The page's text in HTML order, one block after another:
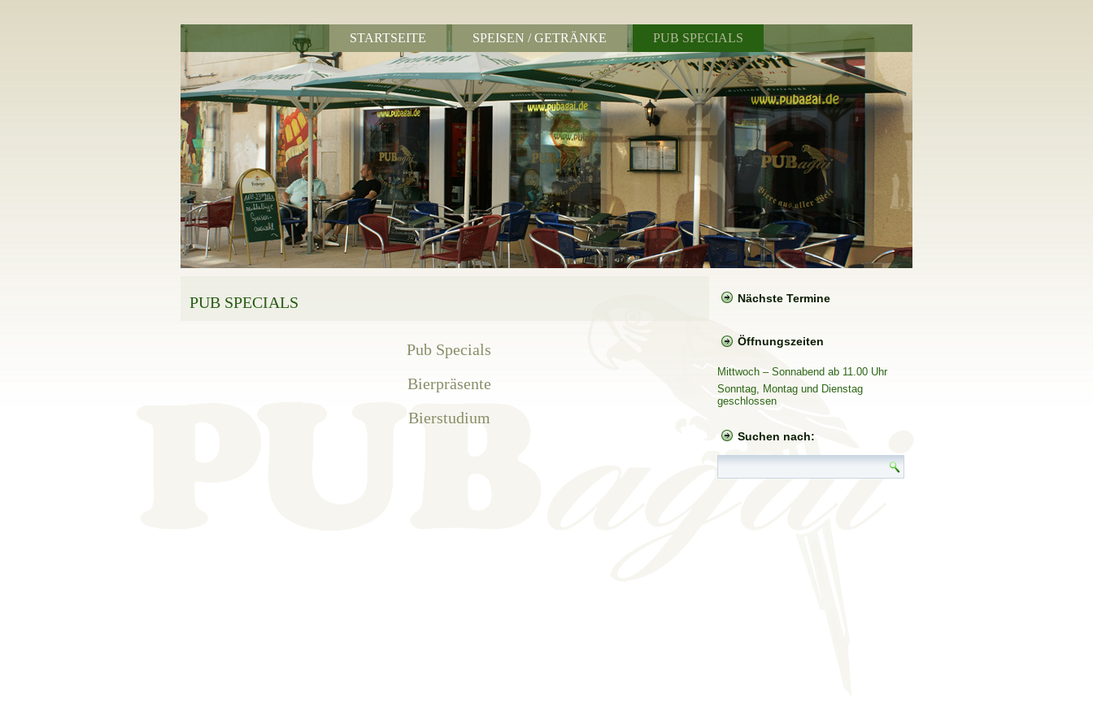
STARTSEITE SPEISEN / GETRÄNKE PUB SPECIALS
PUB SPECIALS
Pub Specials
Bierpräsente
Bierstudium
Nächste Termine
Öffnungszeiten
Mittwoch – Sonnabend ab 11.00 Uhr
Sonntag, Montag und Dienstag
geschlossen
Suchen nach: